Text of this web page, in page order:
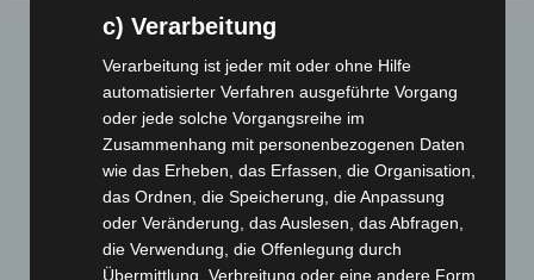
Webseite
c) Verarbeitung
Verarbeitung ist jeder mit oder ohne Hilfe
automatisierter Verfahren ausgeführte Vorgang
oder jede solche Vorgangsreihe im
Zusammenhang mit personenbezogenen Daten
wie das Erheben, das Erfassen, die Organisation,
das Ordnen, die Speicherung, die Anpassung
oder Veränderung, das Auslesen, das Abfragen,
die Verwendung, die Offenlegung durch
Übermittlung, Verbreitung oder eine andere Form